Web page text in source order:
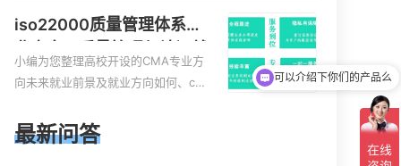
E认证,台州机械机电CE认证、CE认证
怎么收费、温州科普ISO45001职业健
康安全管理体系认证收费标准是什么
相关iso体系认证知识，详情可查看下
iso22000质量管理体系就
业方向
小编为您整理高校开设的CMA专业方
向未来就业前景及就业方向如何、cm
的就业方向、cpa和cma未来就业方
向、大学生考完cma，就哪些就业方
最新问答
可以介绍下你们的产品么
你们是怎么收费的呢